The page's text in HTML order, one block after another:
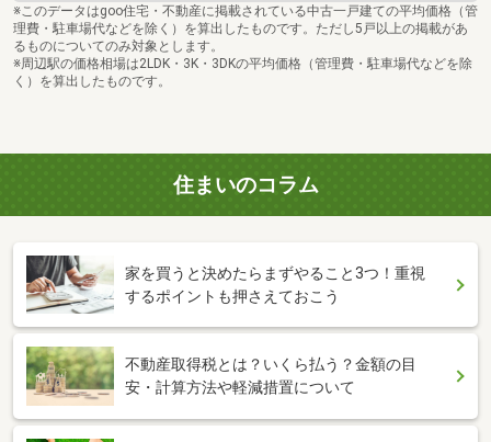
※このデータはgoo住宅・不動産に掲載されている中古一戸建ての平均価格（管
理費・駐車場代などを除く）を算出したものです。ただし5戸以上の掲載があ
るものについてのみ対象とします。
※周辺駅の価格相場は2LDK・3K・3DKの平均価格（管理費・駐車場代などを除
く）を算出したものです。
住まいのコラム
家を買うと決めたらまずやること3つ！重視
するポイントも押さえておこう
不動産取得税とは？いくら払う？金額の目
安・計算方法や軽減措置について